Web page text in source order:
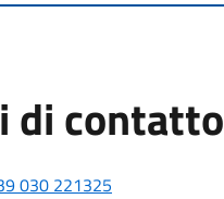
di contatto
030 221325